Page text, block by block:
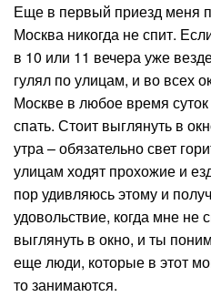
Еще в первый приезд меня
Москва никогда не спит.
в 10 или 11 вечера уже
гулял по улицам, и во всех
Москве в любое время
спать. Стоит выглянуть в
утра – обязательно свет
улицам ходят прохожие и
пор удивляюсь этому и
удовольствие, когда мне не
выглянуть в окно, и ты
еще люди, которые в этот
то занимаются.